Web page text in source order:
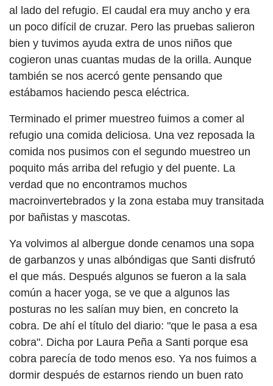
al lado del refugio. El caudal era muy ancho y era
un poco difícil de cruzar. Pero las pruebas salieron
bien y tuvimos ayuda extra de unos niños que
cogieron unas cuantas mudas de la orilla. Aunque
también se nos acercó gente pensando que
estábamos haciendo pesca eléctrica.
Terminado el primer muestreo fuimos a comer al
refugio una comida deliciosa. Una vez reposada la
comida nos pusimos con el segundo muestreo un
poquito más arriba del refugio y del puente. La
verdad que no encontramos muchos
macroinvertebrados y la zona estaba muy transitada
por bañistas y mascotas.
Ya volvimos al albergue donde cenamos una sopa
de garbanzos y unas albóndigas que Santi disfrutó
el que más. Después algunos se fueron a la sala
común a hacer yoga, se ve que a algunos las
posturas no les salían muy bien, en concreto la
cobra. De ahí el título del diario: "que le pasa a esa
cobra". Dicha por Laura Peña a Santi porque esa
cobra parecía de todo menos eso. Ya nos fuimos a
dormir después de estarnos riendo un buen rato